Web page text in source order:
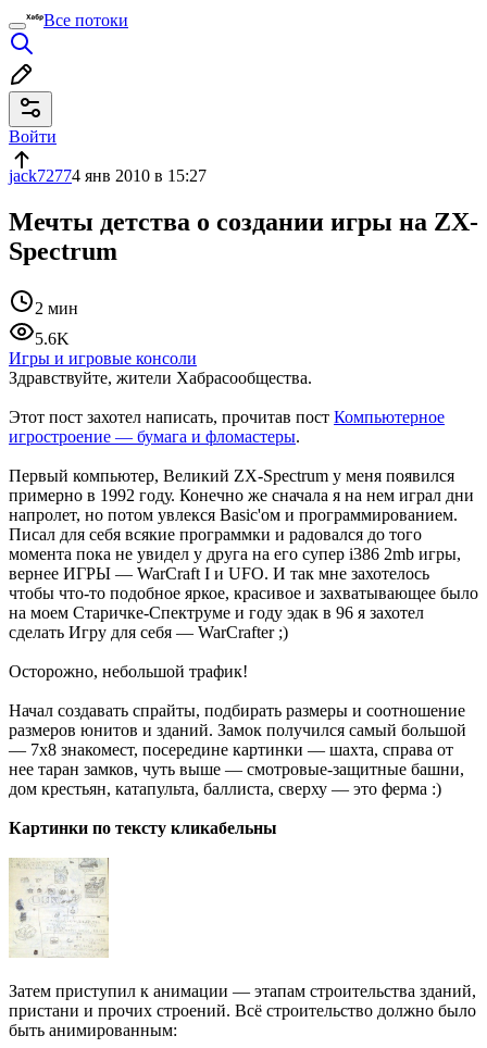
Все потоки
Войти
jack72774 янв 2010 в 15:27
Мечты детства о создании игры на ZX-
Spectrum
2 мин
5.6K
Игры и игровые консоли
Здравствуйте, жители Хабрасообщества.
Этот пост захотел написать, прочитав пост Компьютерное
игростроение — бумага и фломастеры.
Первый компьютер, Великий ZX-Spectrum у меня появился
примерно в 1992 году. Конечно же сначала я на нем играл дни
напролет, но потом увлекся Basic'ом и программированием.
Писал для себя всякие программки и радовался до того
момента пока не увидел у друга на его супер i386 2mb игры,
вернее ИГРЫ — WarCraft I и UFO. И так мне захотелось
чтобы что-то подобное яркое, красивое и захватывающее было
на моем Старичке-Спектруме и году эдак в 96 я захотел
сделать Игру для себя — WarCrafter ;)
Осторожно, небольшой трафик!
Начал создавать спрайты, подбирать размеры и соотношение
размеров юнитов и зданий. Замок получился самый большой
— 7х8 знакомест, посередине картинки — шахта, справа от
нее таран замков, чуть выше — смотровые-защитные башни,
дом крестьян, катапульта, баллиста, сверху — это ферма :)
Картинки по тексту кликабельны
Затем приступил к анимации — этапам строительства зданий,
пристани и прочих строений. Всё строительство должно было
быть анимированным: